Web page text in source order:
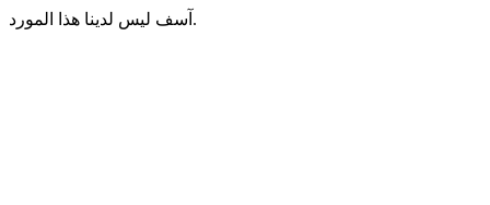
آسف ليس لدينا هذا المورد.